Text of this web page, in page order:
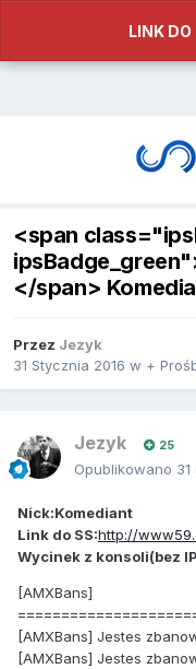
LINK
<span
</span>
Przez Jezyk
31 Stycznia 2016 w +
Jezyk 25
Opublikowano
Nick:Komediant
Link do SS:http://
Wycinek z konsoli(bez
[AMXBans]
[AMXBans] Jestes
[AMXBans] Jestes